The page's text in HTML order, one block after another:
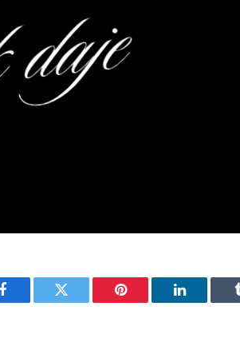
Facebook Twitter Pinterest LinkedIn